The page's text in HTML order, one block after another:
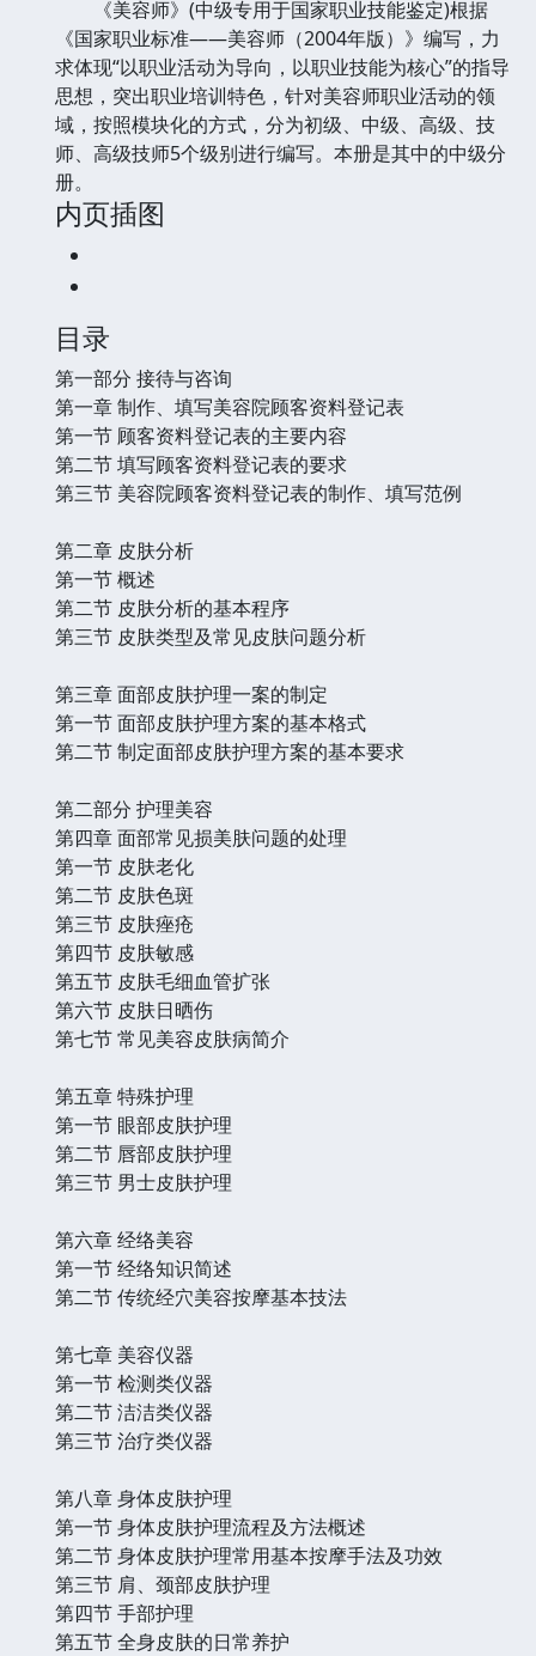
《美容师》(中级专用于国家职业技能鉴定)根据
《国家职业标准——美容师（2004年版）》编写，力
求体现“以职业活动为导向，以职业技能为核心”的指导
思想，突出职业培训特色，针对美容师职业活动的领
域，按照模块化的方式，分为初级、中级、高级、技
师、高级技师5个级别进行编写。本册是其中的中级分
册。
内页插图
目录
第一部分 接待与咨询
第一章 制作、填写美容院顾客资料登记表
第一节 顾客资料登记表的主要内容
第二节 填写顾客资料登记表的要求
第三节 美容院顾客资料登记表的制作、填写范例
第二章 皮肤分析
第一节 概述
第二节 皮肤分析的基本程序
第三节 皮肤类型及常见皮肤问题分析
第三章 面部皮肤护理一案的制定
第一节 面部皮肤护理方案的基本格式
第二节 制定面部皮肤护理方案的基本要求
第二部分 护理美容
第四章 面部常见损美肤问题的处理
第一节 皮肤老化
第二节 皮肤色斑
第三节 皮肤痤疮
第四节 皮肤敏感
第五节 皮肤毛细血管扩张
第六节 皮肤日晒伤
第七节 常见美容皮肤病简介
第五章 特殊护理
第一节 眼部皮肤护理
第二节 唇部皮肤护理
第三节 男士皮肤护理
第六章 经络美容
第一节 经络知识简述
第二节 传统经穴美容按摩基本技法
第七章 美容仪器
第一节 检测类仪器
第二节 洁洁类仪器
第三节 治疗类仪器
第八章 身体皮肤护理
第一节 身体皮肤护理流程及方法概述
第二节 身体皮肤护理常用基本按摩手法及功效
第三节 肩、颈部皮肤护理
第四节 手部护理
第五节 全身皮肤的日常养护